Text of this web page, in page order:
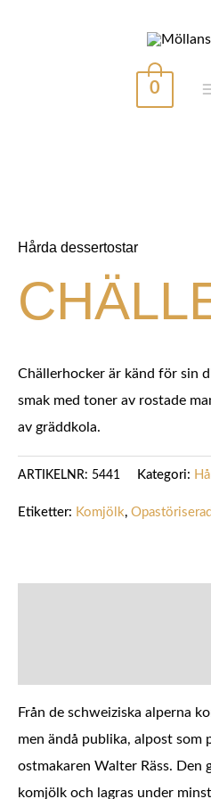
0
Hårda dessertostar
Chällerhocker är känd för sin
smak med toner av rostade
av gräddkola.
ARTIKELNR: 5441 Kategori:
Etiketter: Komjölk, Opastöriserad
Från de schweiziska alperna
men ändå publika, alpost som
ostmakaren Walter Räss. Den
komjölk och lagras under